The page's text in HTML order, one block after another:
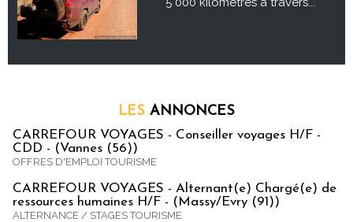
LES ANNONCES
CARREFOUR VOYAGES - Conseiller voyages H/F -
CDD - (Vannes (56))
OFFRES D'EMPLOI TOURISME
CARREFOUR VOYAGES - Alternant(e) Chargé(e) de
ressources humaines H/F - (Massy/Evry (91))
ALTERNANCE / STAGES TOURISME